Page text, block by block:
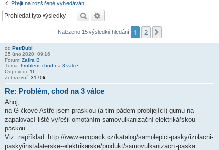
Přejít na rozšířené vyhledávání
Hledat
Nalezeno 15 výsledků hledání 1 2
od PetrDubi
25 úno 2020, 09:16
Fórum: Zafira B
Téma: Problém, chod na 3 válce
Odpovědi: 11
Zobrazení: 31706
Re: Problém, chod na 3 válce
Ahoj,
na G-čkové Astře jsem prasklou (a tím pádem probíjející) gumu na
zapalovací liště vyřešil omotáním samovulkanizační elektrikářskou
páskou.
Viz. například: http://www.europack.cz/katalog/samolepici-pasky/izolacni-
pasky/instalaterske--elektrikarske/produkt/samovulkanizacni-paska